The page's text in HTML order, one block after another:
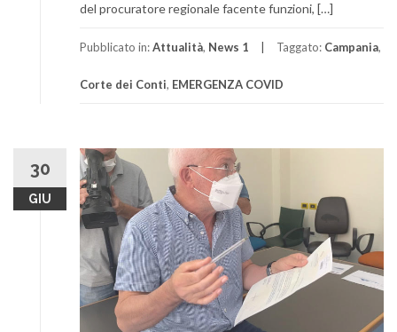
del procuratore regionale facente funzioni, […]
Pubblicato in:Attualità, News 1 Taggato: Campania,
Corte dei Conti, EMERGENZA COVID
30
GIU